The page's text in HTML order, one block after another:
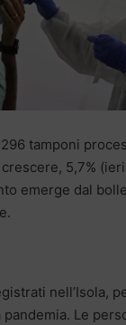
tamponi
5,7%
emerge dal
nell’Isola,
pandemia. Le